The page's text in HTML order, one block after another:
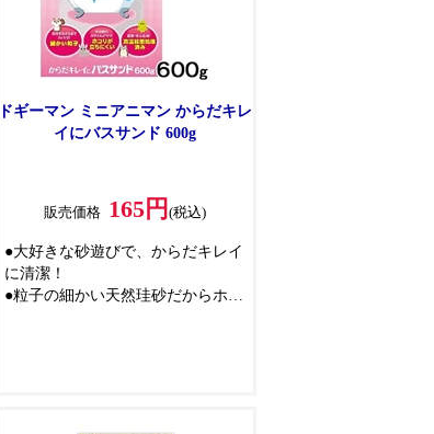
ドギーマン ミニアニマン からだキレ
イにバスサンド 600g
販売価格 165円 (税込)
●大好きな砂遊びで、からだキレイ
に清潔！
●粒子の細かい天然珪砂だからホコ